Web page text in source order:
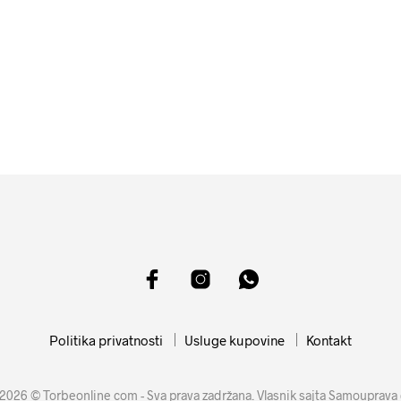
Politika privatnosti Usluge kupovine Kontakt
© Torbeonline com - Sva prava zadržana. Vlasnik sajta Samouprava